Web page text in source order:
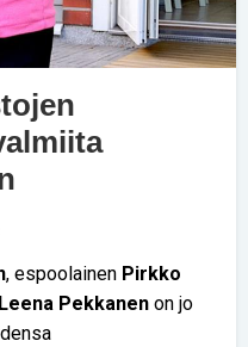
, espoolainen Pirkko
Leena Pekkanen on jo